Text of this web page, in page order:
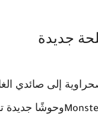
جديدة
إلى صائدي
وحوشًا جديدة